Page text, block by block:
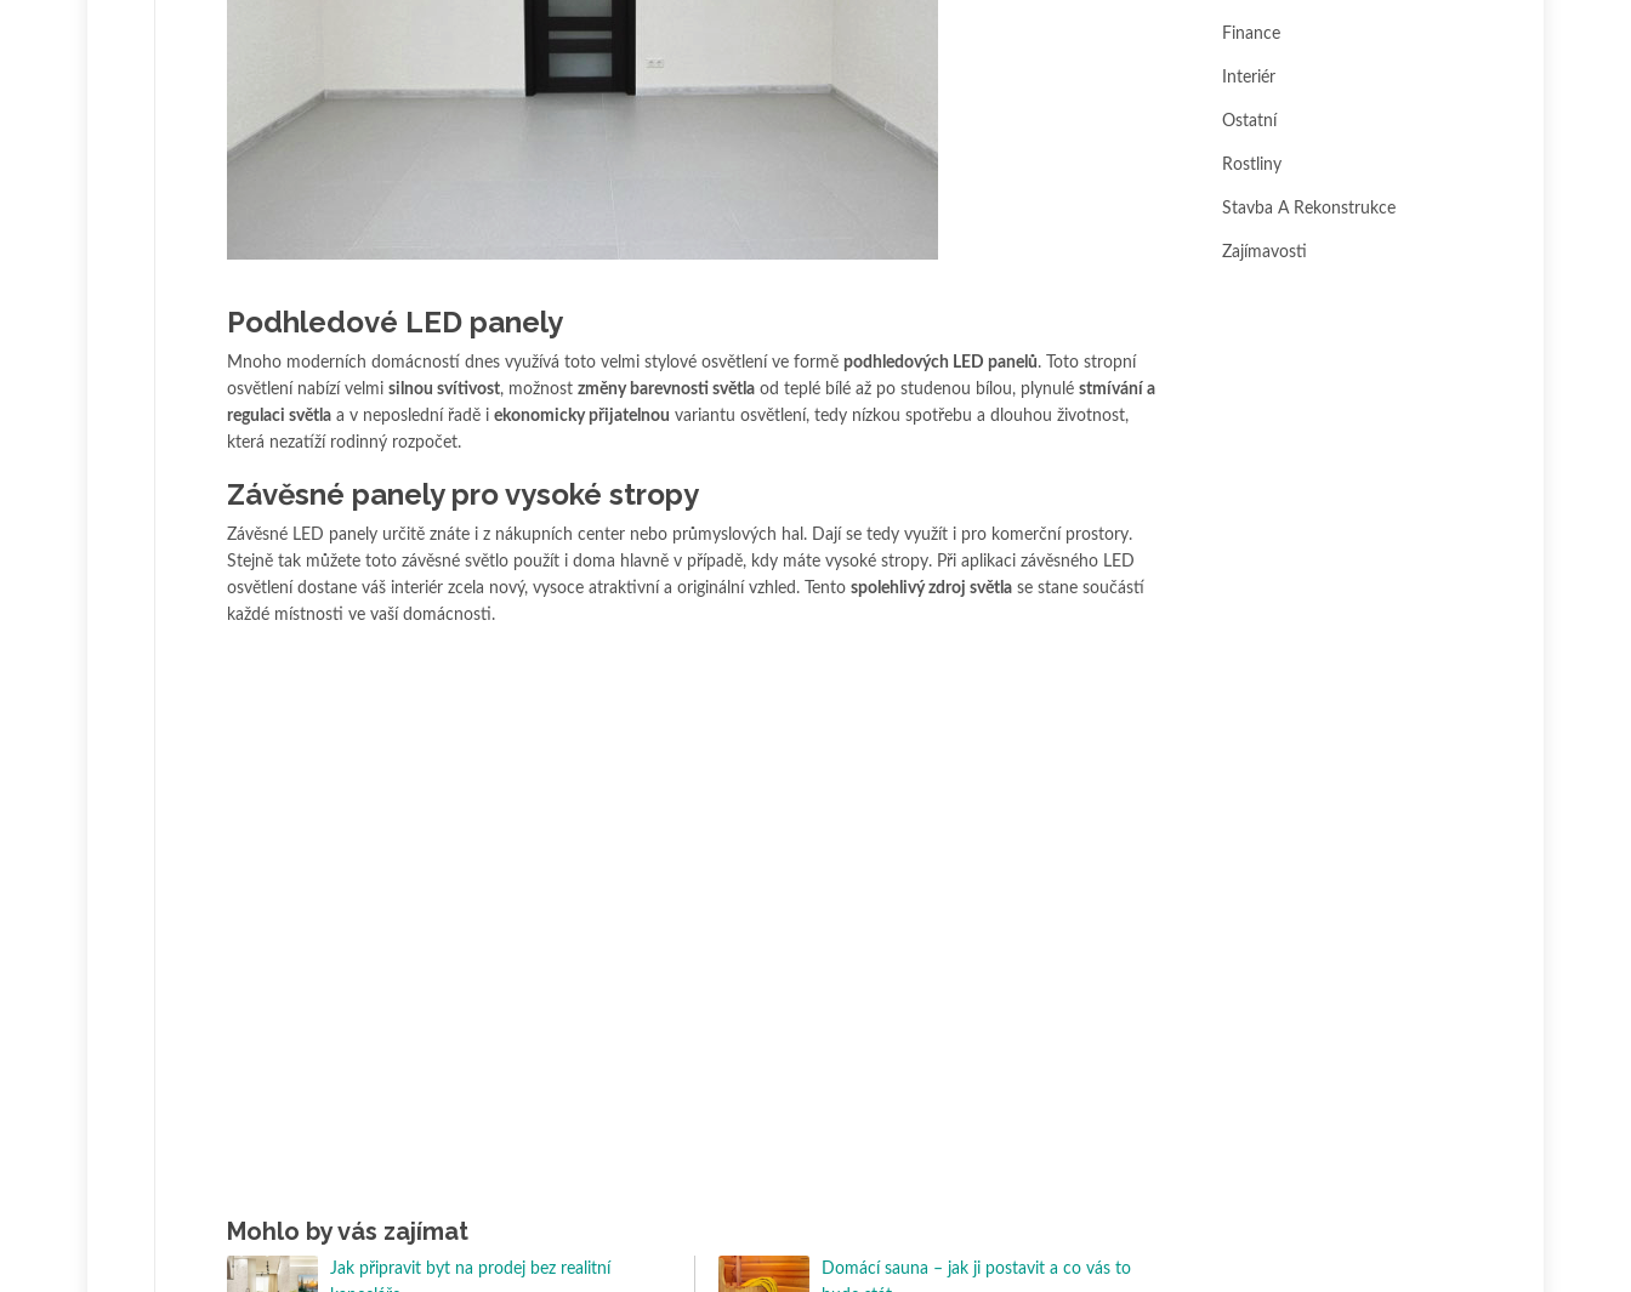
Podhledové LED panely
Mnoho moderních domácností dnes využívá toto velmi stylové osvětlení ve formě podhledových LED panelů. Toto stropní
osvětlení nabízí velmi silnou svítivost, možnost změny barevnosti světla od teplé bílé až po studenou bílou, plynulé stmívání a
regulaci světla a v neposlední řadě i ekonomicky přijatelnou variantu osvětlení, tedy nízkou spotřebu a dlouhou životnost,
která nezatíží rodinný rozpočet.
Závěsné panely pro vysoké stropy
Závěsné LED panely určitě znáte i z nákupních center nebo průmyslových hal. Dají se tedy využít i pro komerční prostory.
Stejně tak můžete toto závěsné světlo použít i doma hlavně v případě, kdy máte vysoké stropy. Při aplikaci závěsného LED
osvětlení dostane váš interiér zcela nový, vysoce atraktivní a originální vzhled. Tento spolehlivý zdroj světla se stane součástí
každé místnosti ve vaší domácnosti.
Mohlo by vás zajímat
Jak připravit byt na prodej bez realitní
Domácí sauna – jak ji postavit a co vás to
Finance
Interiér
Ostatní
Rostliny
Stavba A Rekonstrukce
Zajímavosti